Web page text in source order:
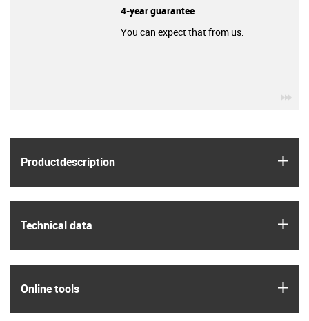
Product­description
Technical data
Online tools
4-year guarantee
You can expect that from us.